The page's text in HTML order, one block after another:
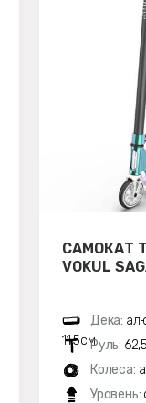
САМОКАТ
VOKUL
Дека:
11,5смРуль:
Колеса:
Уровень: